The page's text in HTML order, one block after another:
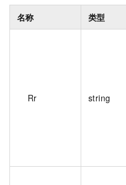
名称 类型
Rr string